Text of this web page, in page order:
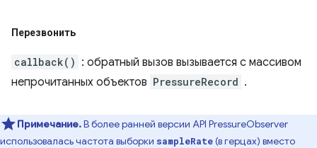
Перезвонить
callback() : обратный вызов вызывается с массивом
непрочитанных объектов PressureRecord .
Примечание.В более ранней версии API PressureObserver
использовалась частота выборки sampleRate(в герцах) вместо